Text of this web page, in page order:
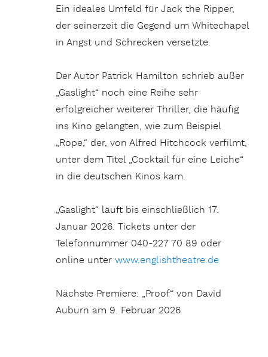
Ein ideales Umfeld für Jack the Ripper,
der seinerzeit die Gegend um Whitechapel
in Angst und Schrecken versetzte.
Der Autor Patrick Hamilton schrieb außer
„Gaslight“ noch eine Reihe sehr
erfolgreicher weiterer Thriller, die häufig
ins Kino gelangten, wie zum Beispiel
„Rope,“ der, von Alfred Hitchcock verfilmt,
unter dem Titel „Cocktail für eine Leiche“
in die deutschen Kinos kam.
„Gaslight“ läuft bis einschließlich 17.
Januar 2026. Tickets unter der
Telefonnummer 040-227 70 89 oder
online unterwww.englishtheatre.de
Nächste Premiere: „Proof“ von David
Auburn am 9. Februar 2026